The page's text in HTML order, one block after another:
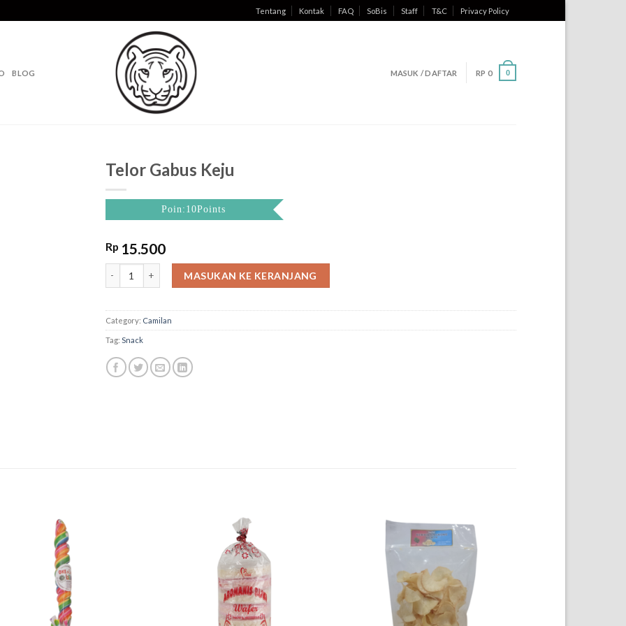
Tentang Kontak FAQ SoBis Staff T&C Privacy Policy
BLOG MASUK / DAFTAR RP 0 0
Telor Gabus Keju
Poin:10Points
Rp 15.500
MASUKAN KE KERANJANG
Category: Camilan
Tag: Snack